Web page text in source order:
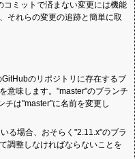
ミットで済まない変更には機能
それらの変更の追跡と簡単に取
のリポジトリに存在するブ
意味します。"master"のブランチ
チは"master"に名前を変更し
る場合、おそらく"2.11.x"のブラ
調整しなければならないことを